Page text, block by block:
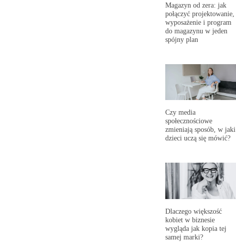
Magazyn od zera: jak
połączyć projektowanie,
wyposażenie i program
do magazynu w jeden
spójny plan
Czy media
społecznościowe
zmieniają sposób, w jaki
dzieci uczą się mówić?
Dlaczego większość
kobiet w biznesie
wygląda jak kopia tej
samej marki?